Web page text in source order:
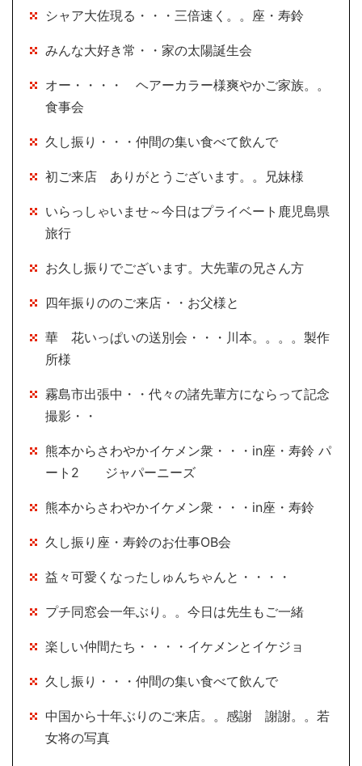
シャア大佐現る・・・三倍速く。。座・寿鈴
みんな大好き常・・家の太陽誕生会
オー・・・・ ヘアーカラー様爽やかご家族。。
食事会
久し振り・・・仲間の集い食べて飲んで
初ご来店 ありがとうございます。。兄妹様
いらっしゃいませ～今日はプライベート鹿児島県
旅行
お久し振りでございます。大先輩の兄さん方
四年振りののご来店・・お父様と
華 花いっぱいの送別会・・・川本。。。。製作
所様
霧島市出張中・・代々の諸先輩方にならって記念
撮影・・
熊本からさわやかイケメン衆・・・in座・寿鈴 パ
ート2 ジャパーニーズ
熊本からさわやかイケメン衆・・・in座・寿鈴
久し振り座・寿鈴のお仕事OB会
益々可愛くなったしゅんちゃんと・・・・
プチ同窓会一年ぶり。。今日は先生もご一緒
楽しい仲間たち・・・・イケメンとイケジョ
久し振り・・・仲間の集い食べて飲んで
中国から十年ぶりのご来店。。感謝 謝謝。。若
女将の写真